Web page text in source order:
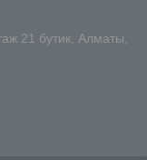
21 бутик, Алматы,